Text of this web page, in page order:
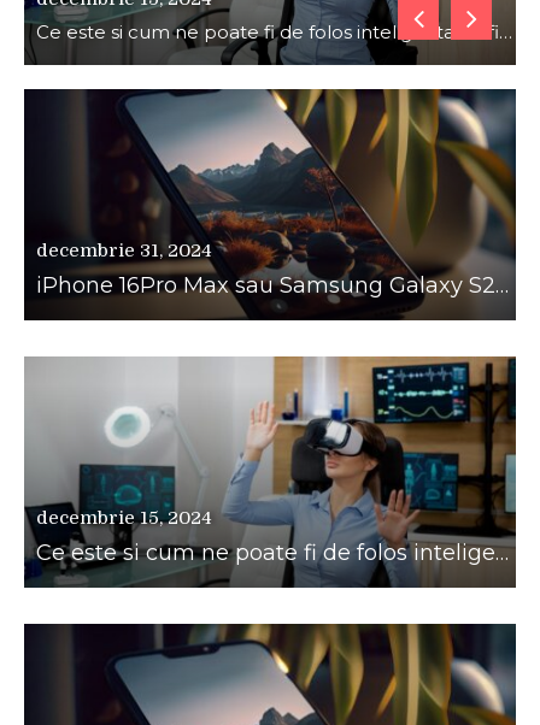
Tipuri de polizoare de care este nevoie intr-un atelier
decembrie 31, 2024
iPhone 16Pro Max sau Samsung Galaxy S24 Ultra?
decembrie 15, 2024
Ce este si cum ne poate fi de folos inteligenta artificiala?